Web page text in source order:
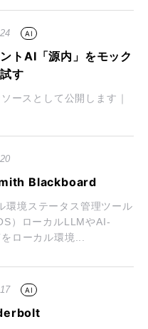
AI
トAI「源内」をモック
す
ースとして公開します｜
Blackboard
環境ステータス管理ツール
）ローカルLLMやAI-
ローカル環境...
AI